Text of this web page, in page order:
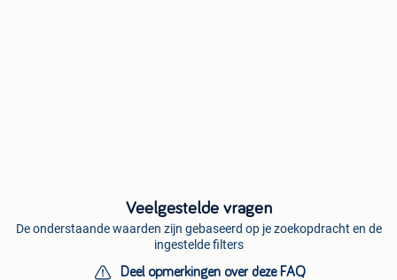
Veelgestelde vragen
De onderstaande waarden zijn gebaseerd op je zoekopdracht en de
ingestelde filters
Deel opmerkingen over deze FAQ